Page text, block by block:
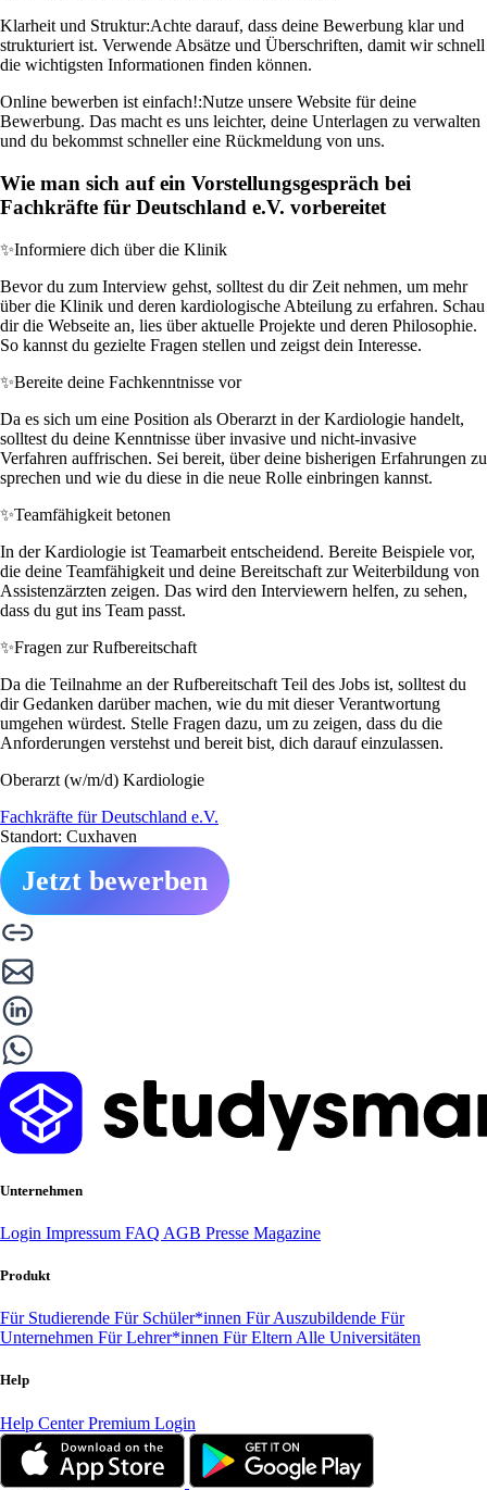
Klarheit und Struktur:Achte darauf, dass deine Bewerbung klar und
strukturiert ist. Verwende Absätze und Überschriften, damit wir schnell
die wichtigsten Informationen finden können.
Online bewerben ist einfach!:Nutze unsere Website für deine
Bewerbung. Das macht es uns leichter, deine Unterlagen zu verwalten
und du bekommst schneller eine Rückmeldung von uns.
Wie man sich auf ein Vorstellungsgespräch bei
Fachkräfte für Deutschland e.V. vorbereitet
✨Informiere dich über die Klinik
Bevor du zum Interview gehst, solltest du dir Zeit nehmen, um mehr
über die Klinik und deren kardiologische Abteilung zu erfahren. Schau
dir die Webseite an, lies über aktuelle Projekte und deren Philosophie.
So kannst du gezielte Fragen stellen und zeigst dein Interesse.
✨Bereite deine Fachkenntnisse vor
Da es sich um eine Position als Oberarzt in der Kardiologie handelt,
solltest du deine Kenntnisse über invasive und nicht-invasive
Verfahren auffrischen. Sei bereit, über deine bisherigen Erfahrungen zu
sprechen und wie du diese in die neue Rolle einbringen kannst.
✨Teamfähigkeit betonen
In der Kardiologie ist Teamarbeit entscheidend. Bereite Beispiele vor,
die deine Teamfähigkeit und deine Bereitschaft zur Weiterbildung von
Assistenzärzten zeigen. Das wird den Interviewern helfen, zu sehen,
dass du gut ins Team passt.
✨Fragen zur Rufbereitschaft
Da die Teilnahme an der Rufbereitschaft Teil des Jobs ist, solltest du
dir Gedanken darüber machen, wie du mit dieser Verantwortung
umgehen würdest. Stelle Fragen dazu, um zu zeigen, dass du die
Anforderungen verstehst und bereit bist, dich darauf einzulassen.
Oberarzt (w/m/d) Kardiologie
Fachkräfte für Deutschland e.V.
Standort: Cuxhaven
Jetzt bewerben
Unternehmen
Login Impressum FAQ AGB Presse Magazine
Produkt
Für Studierende Für Schüler*innen Für Auszubildende Für
Unternehmen Für Lehrer*innen Für Eltern Alle Universitäten
Help
Help CenterPremium Login